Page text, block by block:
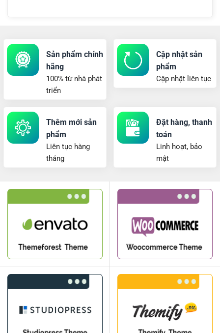
Sản phẩm chính
hãng
100% từ nhà phát
triển
Cập nhật sản
phẩm
Cập nhật liên tục
Thêm mới sản
phẩm
Liên tục hàng
tháng
Đặt hàng, thanh
toán
Linh hoạt, bảo
mật